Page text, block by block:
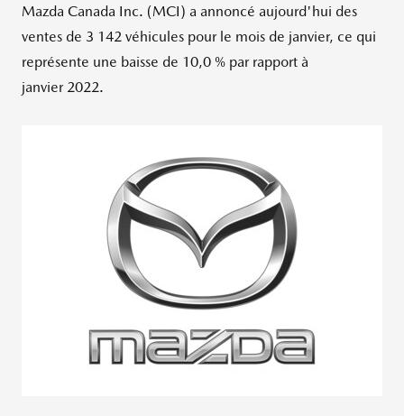
Mazda Canada Inc. (MCI) a annoncé aujourd'hui des
ventes de 3 142 véhicules pour le mois de janvier, ce qui
représente une baisse de 10,0 % par rapport à
janvier 2022.